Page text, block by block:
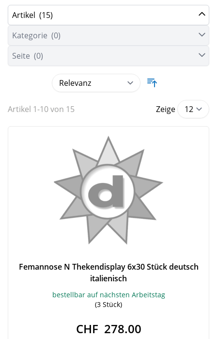
Artikel (15)
Kategorie (0)
Seite (0)
Artikel 1-10von 15 Zeige
Femannose N Thekendisplay 6x30 Stück deutsch
italienisch
bestellbar auf nächsten Arbeitstag
(3 Stück)
CHF 278.00